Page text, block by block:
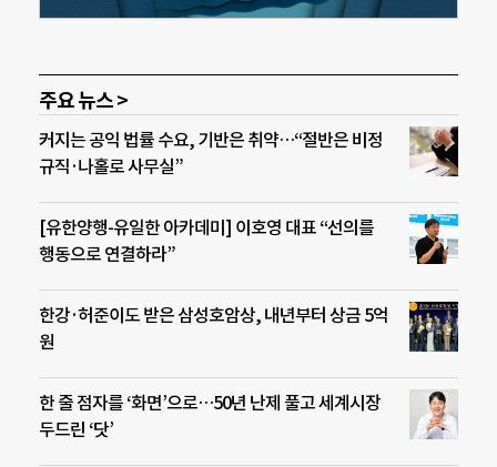
주요 뉴스 >
커지는 공익 법률 수요, 기반은 취약…“절반은 비정
규직·나홀로 사무실”
[유한양행-유일한 아카데미] 이호영 대표 “선의를
행동으로 연결하라”
한강·허준이도 받은 삼성호암상, 내년부터 상금 5억
원
한 줄 점자를 ‘화면’으로…50년 난제 풀고 세계시장
두드린 ‘닷’